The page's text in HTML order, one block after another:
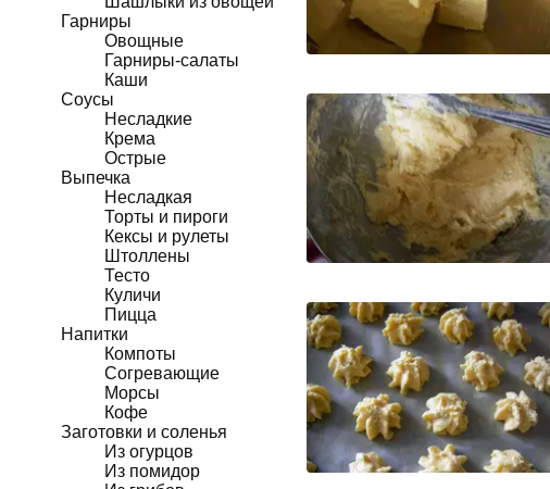
Гарниры
Овощные
Гарниры-салаты
Каши
Соусы
Несладкие
Крема
Острые
Выпечка
Несладкая
Торты и пироги
Кексы и рулеты
Штоллены
Тесто
Куличи
Пицца
Напитки
Компоты
Согревающие
Морсы
Кофе
Заготовки и соленья
Из огурцов
Из помидор